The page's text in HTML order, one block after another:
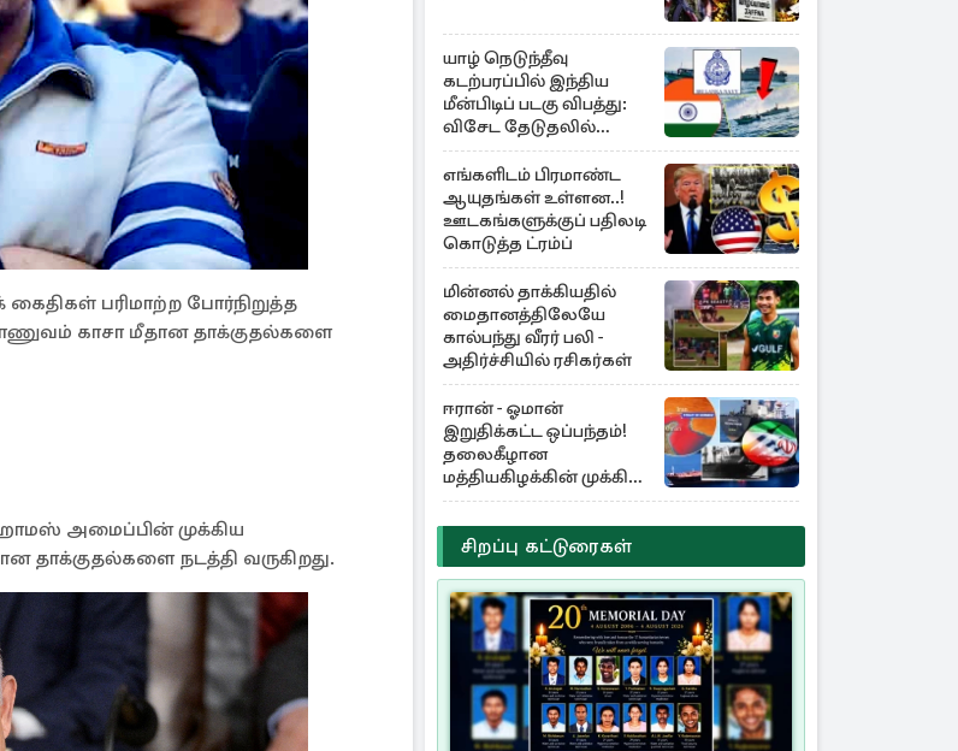
பரிமாற்ற போர்நிறுத்த
காசா மீதான தாக்குதல்களை
அமைப்பின் முக்கிய
நடத்தி வருகிறது.
யாழ் நெடுந்தீவு
கடற்பரப்பில் இந்திய
மீன்பிடிப் படகு விபத்து:
விசேட தேடுதலில்
இலங்கை கடற்படை
எங்களிடம் பிரமாண்ட
ஆயுதங்கள் உள்ளன..!
ஊடகங்களுக்குப் பதிலடி
கொடுத்த ட்ரம்ப்
மின்னல் தாக்கியதில்
மைதானத்திலேயே
கால்பந்து வீரர் பலி -
அதிர்ச்சியில் ரசிகர்கள்
ஈரான் - ஓமான்
இறுதிக்கட்ட ஒப்பந்தம்!
தலைகீழான
மத்தியகிழக்கின் முக்கிய
பங்கு குறியீடுகள்
சிறப்பு கட்டுரைகள்